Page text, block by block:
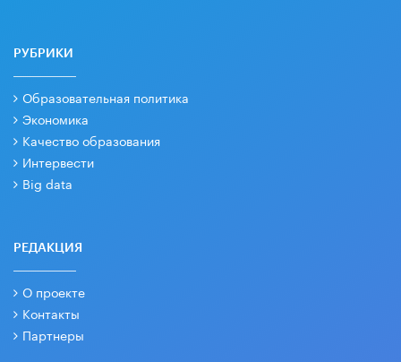
РУБРИКИ
Образовательная политика
Экономика
Качество образования
Интервести
Big data
РЕДАКЦИЯ
О проекте
Контакты
Партнеры